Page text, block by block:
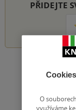
PŘIDEJTE
O
využíváme